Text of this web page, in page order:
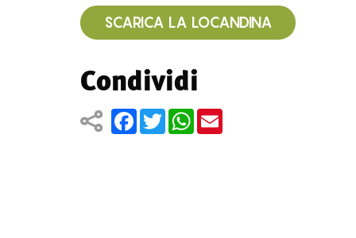
SCARICA LA LOCANDINA
Condividi
Facebook
TwitterWhatsApp
Email